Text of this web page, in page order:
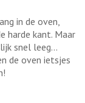
in de oven,
harde kant. Maar
snel leeg...
de oven ietsjes